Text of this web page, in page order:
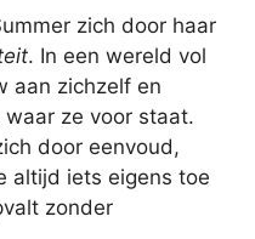
zich door haar
. In een wereld vol
aan zichzelf en
ze voor staat.
door eenvoud,
altijd iets eigens toe
zonder